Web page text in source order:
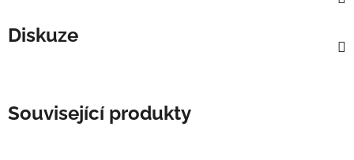
Diskuze
Související produkty